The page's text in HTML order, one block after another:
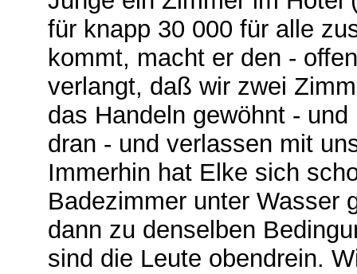
für knapp 30 000 für alle
kommt, macht er den ‑
verlangt, daß wir zwei
das Handeln gewöhnt ‑
dran ‑ und verlassen mit
Immerhin hat Elke sich
Badezimmer unter Wasser
dann zu denselben
sind die Leute obendrein.